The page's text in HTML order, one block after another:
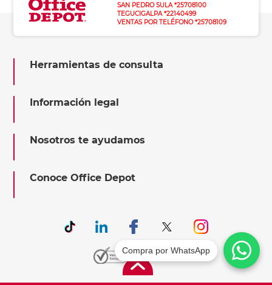
SAN PEDRO SULA *25708100
TEGUCIGALPA *22140499
VENTAS POR TELÉFONO *25708109
Herramientas de consulta
Información legal
Nosotros te ayudamos
Conoce Office Depot
Compra por WhatsApp